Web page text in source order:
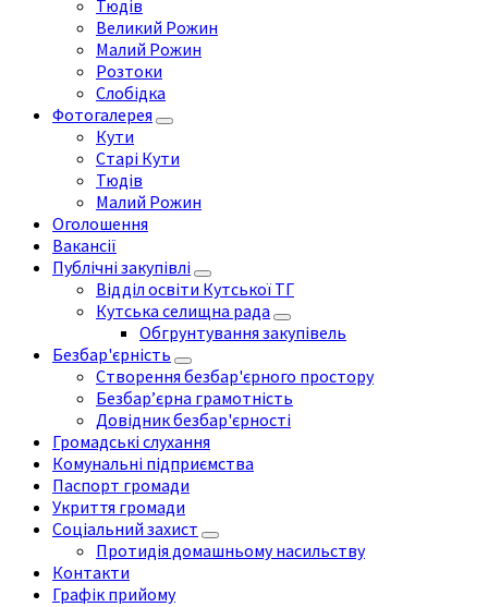
Тюдів
Великий Рожин
Малий Рожин
Розтоки
Слобідка
Фотогалерея
Кути
Старі Кути
Тюдів
Малий Рожин
Оголошення
Вакансії
Публічні закупівлі
Відділ освіти Кутської ТГ
Кутська селищна рада
Обгрунтування закупівель
Безбар'єрність
Створення безбар'єрного простору
Безбар’єрна грамотність
Довідник безбар'єрності
Громадські слухання
Комунальні підприємства
Паспорт громади
Укриття громади
Соціальний захист
Протидія домашньому насильству
Контакти
Графік прийому